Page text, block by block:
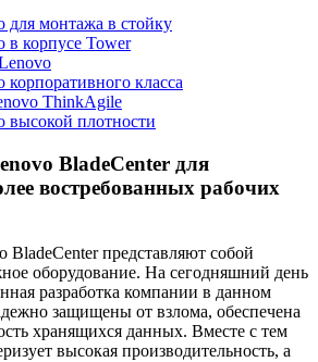
для монтажа в стойку
в корпусе Tower
класса
ThinkAgile
высокой плотности
BladeCenter для
востребованных рабочих
BladeCenter представляют собой
оборудование. На сегодняшний день
разработка компании в данном
защищены от взлома, обеспечена
хранящихся данных. Вместе с тем
высокая производительность, а